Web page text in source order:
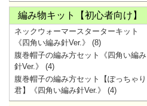
編み物キット【初心者向け】
ネックウォーマースターターキット
《四角い編み針Ver.》
(8)
腹巻帽子の編み方セット《四角い編み
針Ver.》
(4)
腹巻帽子の編み方セット【ぽっちゃり
君】《四角い編み針Ver.》
(4)